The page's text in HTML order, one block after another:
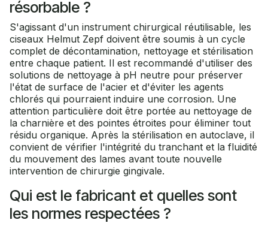
résorbable ?
S'agissant d'un instrument chirurgical réutilisable, les
ciseaux Helmut Zepf doivent être soumis à un cycle
complet de décontamination, nettoyage et stérilisation
entre chaque patient. Il est recommandé d'utiliser des
solutions de nettoyage à pH neutre pour préserver
l'état de surface de l'acier et d'éviter les agents
chlorés qui pourraient induire une corrosion. Une
attention particulière doit être portée au nettoyage de
la charnière et des pointes étroites pour éliminer tout
résidu organique. Après la stérilisation en autoclave, il
convient de vérifier l'intégrité du tranchant et la fluidité
du mouvement des lames avant toute nouvelle
intervention de chirurgie gingivale.
Qui est le fabricant et quelles sont
les normes respectées ?